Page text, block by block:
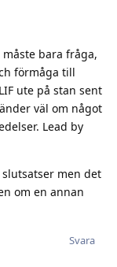
bara fråga,
förmåga till
ute på stan sent
väl om något
Lead by
men det
om en annan
Svara